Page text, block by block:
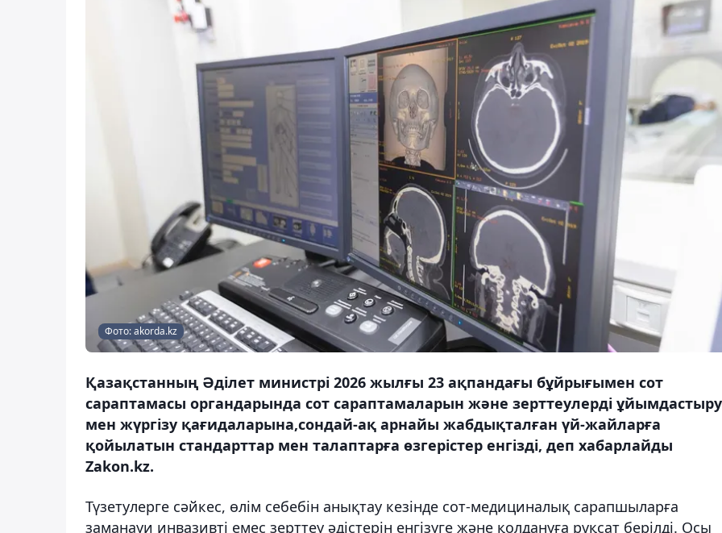
Фото: akorda.kz
Қазақстанның Әділет министрі 2026 жылғы 23 ақпандағы бұйрығымен сот
сараптамасы органдарында сот сараптамаларын және зерттеулерді ұйымдастыру
мен жүргізу қағидаларына,сондай-ақ арнайы жабдықталған үй-жайларға
қойылатын стандарттар мен талаптарға өзгерістер енгізді, деп хабарлайды
Zakon.kz.
Түзетулерге сәйкес, өлім себебін анықтау кезінде сот-медициналық сарапшыларға
заманауи инвазивті емес зерттеу әдістерін енгізуге және қолдануға рұқсат берілді. Осы